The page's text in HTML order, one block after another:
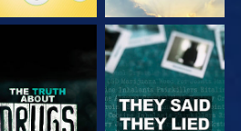
ΠΑΡΑΚΟΛΟΥΘΗΣΤΕ